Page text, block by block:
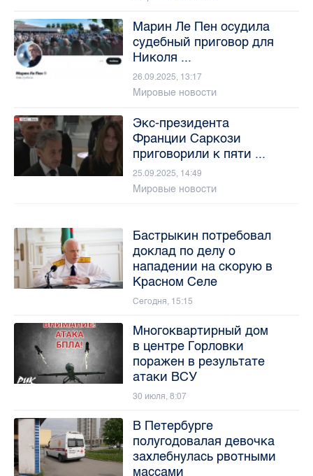
Марин Ле Пен осудила
судебный приговор для
Николя ...
26.09.2025, 13:17
Мировые новости
Экс-президента
Франции Саркози
приговорили к пяти ...
25.09.2025, 14:49
Мировые новости
Бастрыкин потребовал
доклад по делу о
нападении на скорую в
Красном Селе
Сегодня, 15:15
Многоквартирный дом
в центре Горловки
поражен в результате
атаки ВСУ
30 июля, 8:07
В Петербурге
полугодовалая девочка
захлебнулась рвотными
массами